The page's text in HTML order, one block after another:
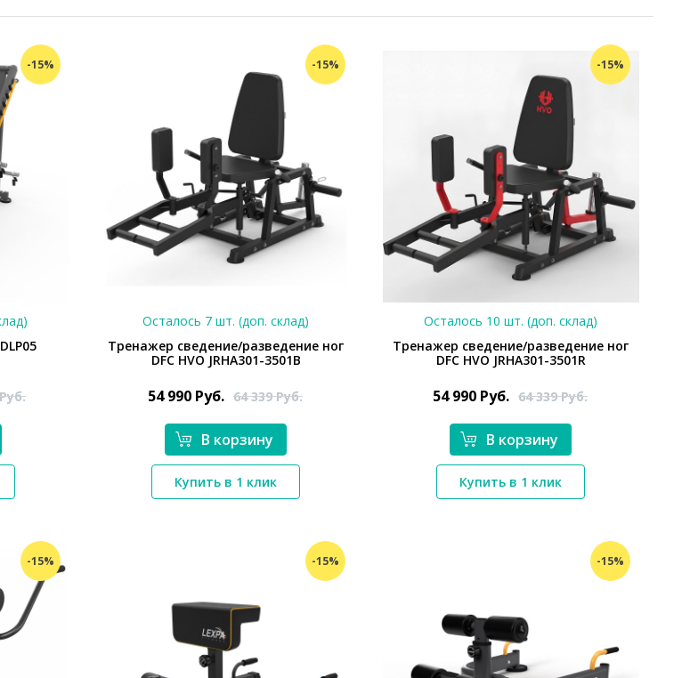
-15%
Руб.
-15%
*}
Осталось 7 шт. (доп. склад)
Тренажер сведение/разведение ног
DFC HVO JRHA301-3501B
54 990 Руб. 64 339Руб.
В корзину
Купить в 1 клик
-15%
*}
Осталось 10 шт. (доп. склад)
Тренажер сведение/разведение ног
DFC HVO JRHA301-3501R
54 990 Руб. 64 339Руб.
В корзину
Купить в 1 клик
-15% -15% -15%